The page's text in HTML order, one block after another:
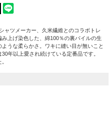
ャツメーカー、久米繊維とのコラボトレ
上げ染色した、綿100％の裏パイルの生
うな柔らかさ。ワキに縫い目が無いこと
年以上愛され続けている定番品です。